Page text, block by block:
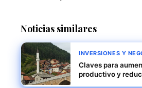
Noticias similares
INVERSIONES Y
Claves para
productivo y